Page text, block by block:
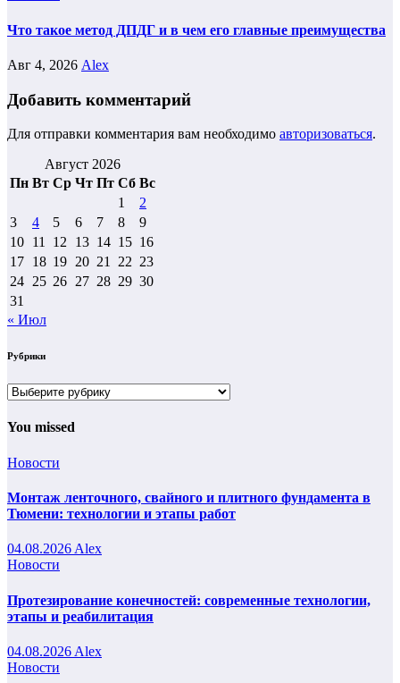
Что такое метод ДПДГ и в чем его главные преимущества
Авг 4, 2026 Alex
Добавить комментарий
Для отправки комментария вам необходимо авторизоваться.
Август 2026
Пн Вт Ср Чт Пт Сб Вс
1
2
3
4 5 6 7 8
9
10 11 12 13 14 15 16
17 18 19 20 21 22 23
24 25 26 27 28 29 30
31
« Июл
Рубрики
Рубрики
You missed
Новости
Монтаж ленточного, свайного и плитного фундамента в
Тюмени: технологии и этапы работ
04.08.2026 Alex
Новости
Протезирование конечностей: современные технологии,
этапы и реабилитация
04.08.2026 Alex
Новости